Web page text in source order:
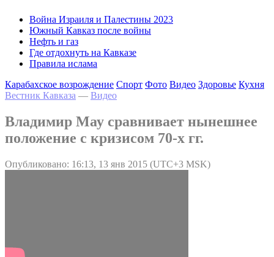
Война Израиля и Палестины 2023
Южный Кавказ после войны
Нефть и газ
Где отдохнуть на Кавказе
Правила ислама
Карабахское возрождение Спорт Фото Видео Здоровье Кухня
Вестник Кавказа — Видео
Владимир Мау сравнивает нынешнее
положение с кризисом 70-х гг.
Опубликовано: 16:13, 13 янв 2015 (UTC+3 MSK)